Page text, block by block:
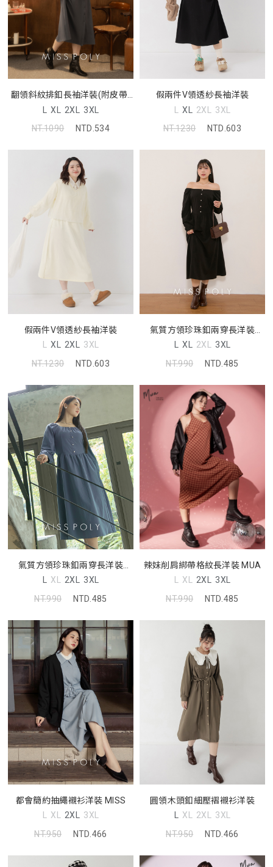
翻領斜紋排釦長袖洋裝(附皮帶)
MISS
L XL 2XL 3XL
NT.1090
NTD.534
假兩件V領透紗長袖洋裝
L XL 2XL 3XL
NT.1230
NTD.603
假兩件V領透紗長袖洋裝
L XL 2XL 3XL
NT.1230
NTD.603
氣質方領珍珠釦兩穿長洋裝
MISS
L XL 2XL 3XL
NT.990
NTD.485
氣質方領珍珠釦兩穿長洋裝
MISS
L XL 2XL 3XL
NT.990
NTD.485
辣妹削肩綁帶格紋長洋裝 MUA
L XL 2XL 3XL
NT.990
NTD.485
都會簡約抽繩襯衫洋裝 MISS
L XL 2XL 3XL
NT.950
NTD.466
圓領木頭釦細壓褶襯衫洋裝
L XL 2XL 3XL
NT.950
NTD.466